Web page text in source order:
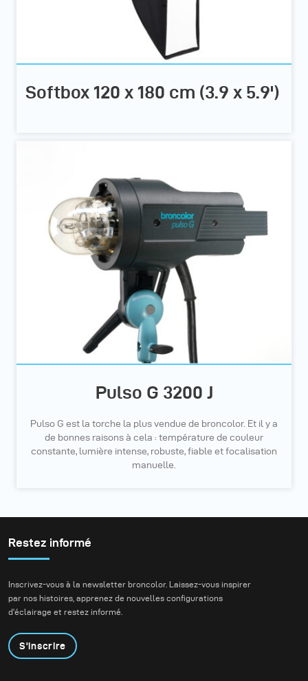
Softbox 120 x 180 cm (3.9 x 5.9')
Pulso G 3200 J
Pulso G est la torche la plus vendue de broncolor. Et il y a
de bonnes raisons à cela : température de couleur
constante, lumière intense, robuste, fiable et focalisation
manuelle.
Restez informé
Inscrivez-vous à la newsletter broncolor. Laissez-vous inspirer
par nos histoires, apprenez de nouvelles configurations
d'éclairage et restez informé.
S'inscrire